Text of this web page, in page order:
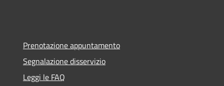
Prenotazione appuntamento
Segnalazione disservizio
Leggi le FAQ